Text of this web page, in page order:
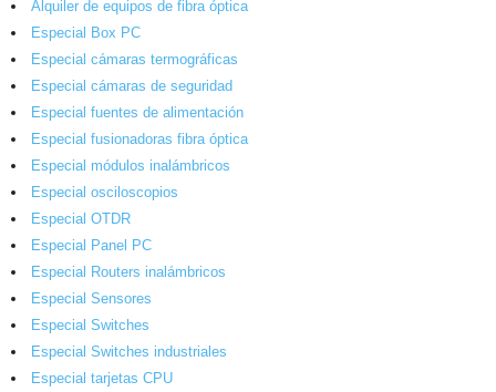
Alquiler de equipos de fibra óptica
Especial Box PC
Especial cámaras termográficas
Especial cámaras de seguridad
Especial fuentes de alimentación
Especial fusionadoras fibra óptica
Especial módulos inalámbricos
Especial osciloscopios
Especial OTDR
Especial Panel PC
Especial Routers inalámbricos
Especial Sensores
Especial Switches
Especial Switches industriales
Especial tarjetas CPU